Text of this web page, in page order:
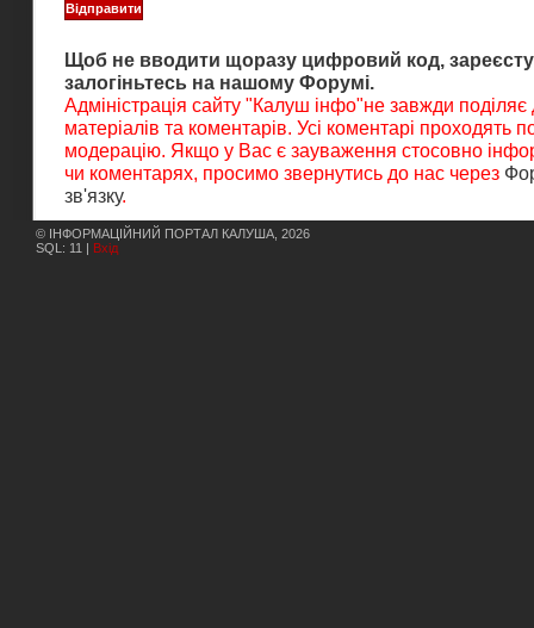
Щоб не вводити щоразу цифровий код,
залогіньтесь на нашому Форумі.
Адміністрація сайту "Калуш інфо"не завжди поділяє
матеріалів та коментарів. Усі коментарі проходять
модерацію. Якщо у Вас є зауваження стосовно
чи коментарях, просимо звернутись до нас через
зв'язку.
© ІНФОРМАЦІЙНИЙ ПОРТАЛ КАЛУША, 2026
SQL: 11 |
Вхід